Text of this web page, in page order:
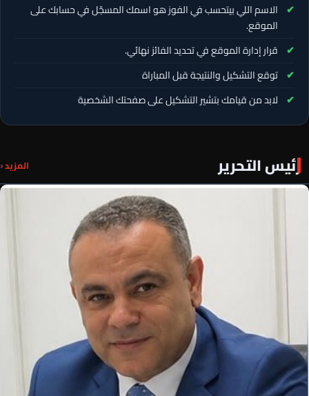
الاسم اللي بيتحسب في الفوز هو اسمك المسجّل في حسابك على
الموقع.
قرار إدارة الموقع في تحديد الفائز نهائي.
توقع التشكيل والنتيجة قبل المباراة
لابد من قيامك بتشير التشكيل على صفحتك الشخصية
رئيس التحرير المزيد ‹